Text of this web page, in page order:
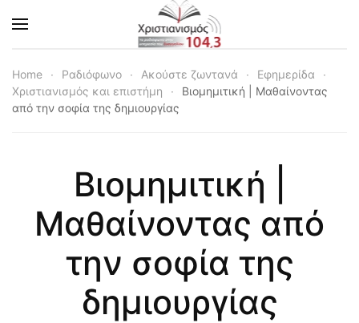
Skip to main content
Home Ραδιόφωνο Ακούστε ζωντανά
Εφημερίδα
Χριστιανισμός και επιστήμη
Βιομημιτική | Μαθαίνοντας
από την σοφία της δημιουργίας
Βιομημιτική |
Μαθαίνοντας από
την σοφία της
δημιουργίας